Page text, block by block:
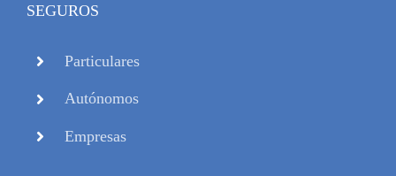
SEGUROS
Particulares
Autónomos
Empresas